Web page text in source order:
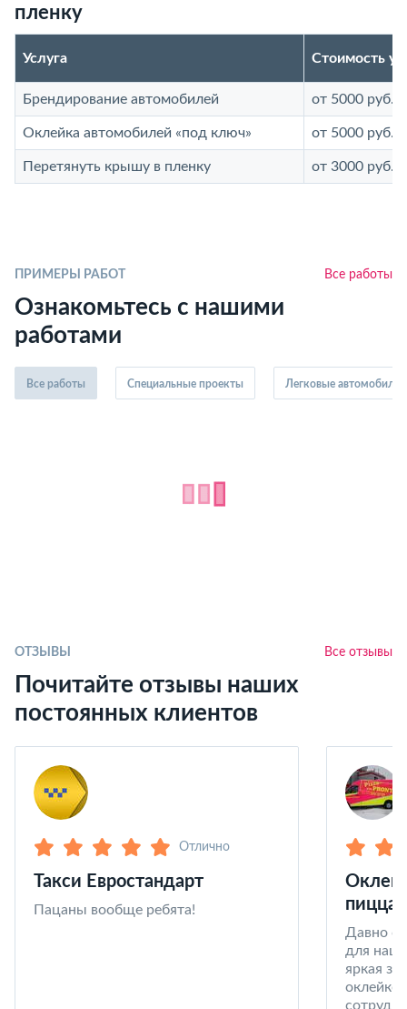
пленку
Услуга Стоимость
Брендирование автомобилей от 5000 руб.
Оклейка автомобилей «под ключ» от 5000 руб.
Перетянуть крышу в пленку от 3000 руб.
ПРИМЕРЫ РАБОТ Все работы
Ознакомьтесь с нашими
работами
Все работы Специальные проекты Легковые автомобили
ОТЗЫВЫ Все отзывы
Почитайте отзывы наших
постоянных клиентов
Отлично
Такси Евростандарт
Пацаны вообще ребята!
пицца
Давно
для
яркая
оклейке